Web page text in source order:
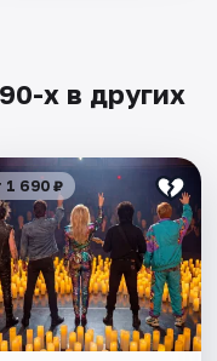
х в других
1 690 ₽